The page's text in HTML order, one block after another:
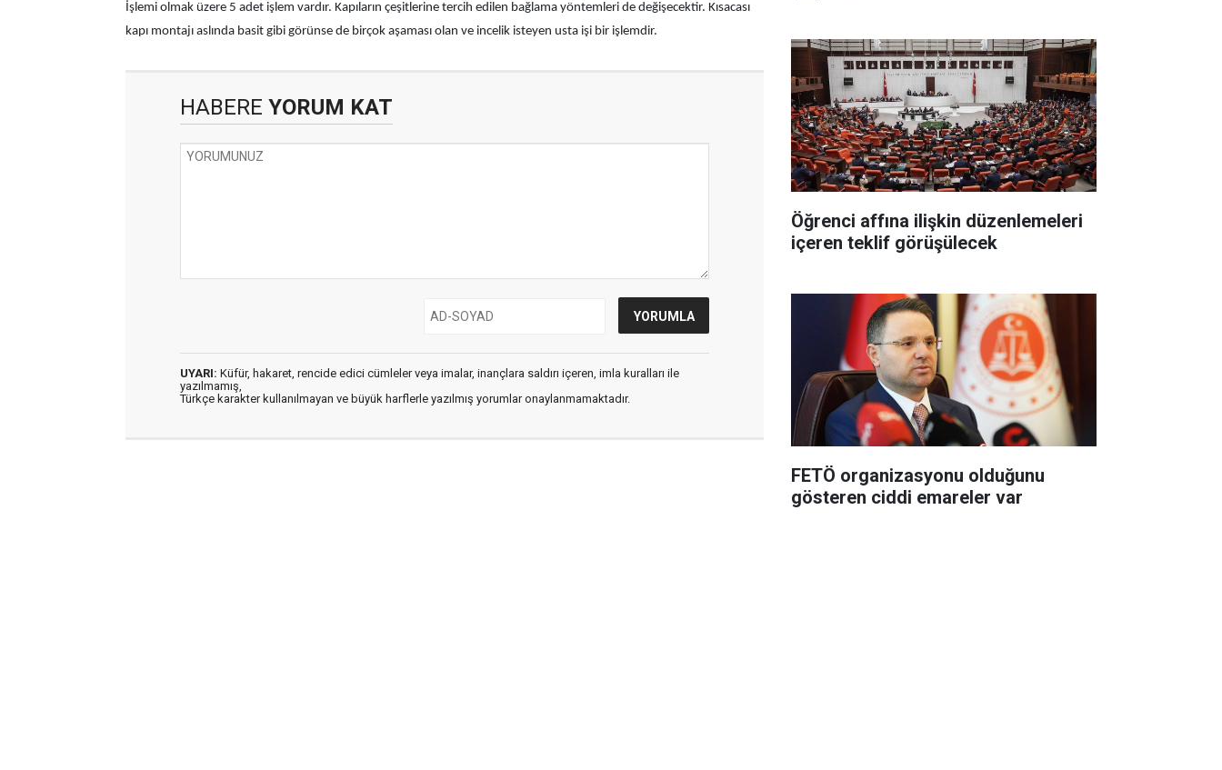
İşlemi olmak üzere 5 adet işlem vardır. Kapıların çeşitlerine tercih edilen bağlama yöntemleri de değişecektir. Kısacası
kapı montajı aslında basit gibi görünse de birçok aşaması olan ve incelik isteyen usta işi bir işlemdir.
HABERE YORUM KAT
UYARI: Küfür, hakaret, rencide edici cümleler veya imalar, inançlara saldırı içeren, imla kuralları ile
yazılmamış,
Türkçe karakter kullanılmayan ve büyük harflerle yazılmış yorumlar onaylanmamaktadır.
Öğrenci affına ilişkin düzenlemeleri
içeren teklif görüşülecek
FETÖ organizasyonu olduğunu
gösteren ciddi emareler var